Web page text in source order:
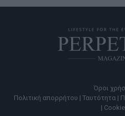
Όροι
Πολιτική απορρήτου | Ταυτότητα |
|